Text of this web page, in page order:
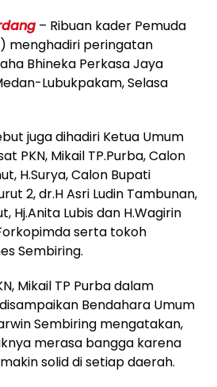
– Ribuan kader Pemuda
menghadiri peringatan
Bhineka Perkasa Jaya
Lubukpakam, Selasa
juga dihadiri Ketua Umum
PKN, Mikail TP.Purba, Calon
H.Surya, Calon Bupati
2, dr.H Asri Ludin Tambunan,
Hj.Anita Lubis dan H.Wagirin
serta tokoh
Sembiring.
Mikail TP Purba dalam
Bendahara Umum
Sembiring mengatakan,
merasa bangga karena
solid di setiap daerah.